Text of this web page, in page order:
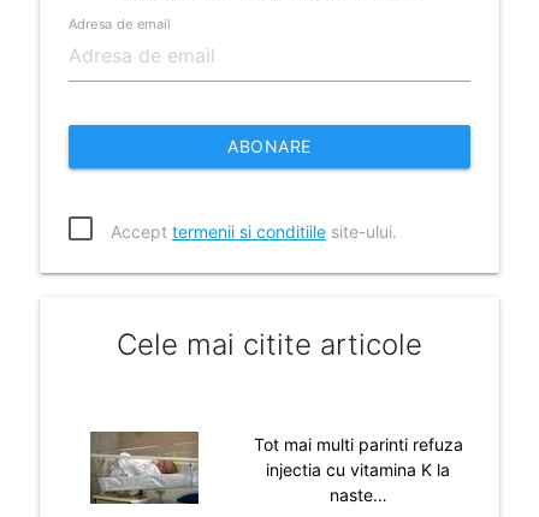
Adresa de email
ABONARE
Accept termenii si conditiilesite-ului.
Cele mai citite articole
Tot mai multi parinti refuza
injectia cu vitamina K la
naste…